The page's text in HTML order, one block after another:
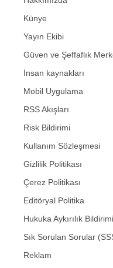
Künye
Yayın Ekibi
Güven ve Şeffaflık
İnsan kaynakları
Mobil Uygulama
RSS Akışları
Risk Bildirimi
Kullanım Sözleşmesi
Gizlilik Politikası
Çerez Politikası
Editöryal Politika
Hukuka Aykırılık Bildirimi
Sık Sorulan Sorular
Reklam